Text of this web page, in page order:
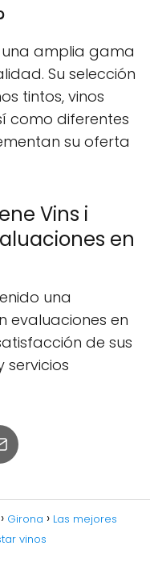
una amplia gama
Su selección
tintos, vinos
como diferentes
su oferta
Vins i
en
una
evaluaciones en
de sus
servicios
Girona
Las mejores
vinos